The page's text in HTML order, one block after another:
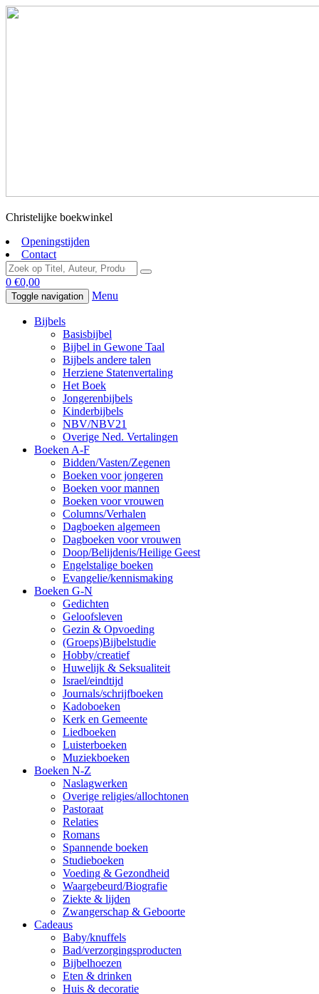
Christelijke boekwinkel
Openingstijden
Contact
0 €0,00
Toggle navigation Menu
Bijbels
Basisbijbel
Bijbel in Gewone Taal
Bijbels andere talen
Herziene Statenvertaling
Het Boek
Jongerenbijbels
Kinderbijbels
NBV/NBV21
Overige Ned. Vertalingen
Boeken A-F
Bidden/Vasten/Zegenen
Boeken voor jongeren
Boeken voor mannen
Boeken voor vrouwen
Columns/Verhalen
Dagboeken algemeen
Dagboeken voor vrouwen
Doop/Belijdenis/Heilige Geest
Engelstalige boeken
Evangelie/kennismaking
Boeken G-N
Gedichten
Geloofsleven
Gezin & Opvoeding
(Groeps)Bijbelstudie
Hobby/creatief
Huwelijk & Seksualiteit
Israel/eindtijd
Journals/schrijfboeken
Kadoboeken
Kerk en Gemeente
Liedboeken
Luisterboeken
Muziekboeken
Boeken N-Z
Naslagwerken
Overige religies/allochtonen
Pastoraat
Relaties
Romans
Spannende boeken
Studieboeken
Voeding & Gezondheid
Waargebeurd/Biografie
Ziekte & lijden
Zwangerschap & Geboorte
Cadeaus
Baby/knuffels
Bad/verzorgingsproducten
Bijbelhoezen
Eten & drinken
Huis & decoratie